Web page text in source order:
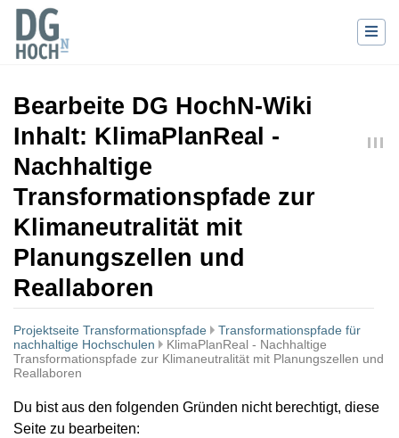
Bearbeite DG HochN-Wiki
Inhalt: KlimaPlanReal -
Nachhaltige
Transformationspfade zur
Klimaneutralität mit
Planungszellen und
Reallaboren
Projektseite Transformationspfade
Transformationspfade für
nachhaltige Hochschulen
KlimaPlanReal - Nachhaltige
Transformationspfade zur Klimaneutralität mit Planungszellen und
Reallaboren
Wechseln zu:Navigation,Suche
Du bist aus den folgenden Gründen nicht berechtigt, diese
Seite zu bearbeiten: